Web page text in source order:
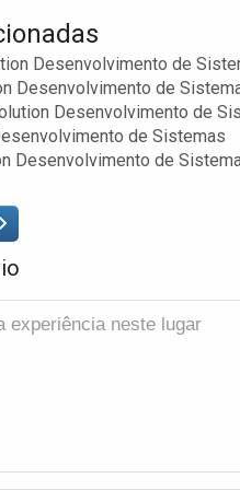
Desenvolvimento de
Desenvolvimento de
Desenvolvimento de
de Sistemas
Desenvolvimento de